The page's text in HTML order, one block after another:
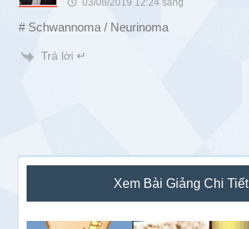
03/08/2019 12:24 sáng
# Schwannoma / Neurinoma
Trả lời ↵
Sidebar
chính
Xem Bài Giảng Chi Tiết